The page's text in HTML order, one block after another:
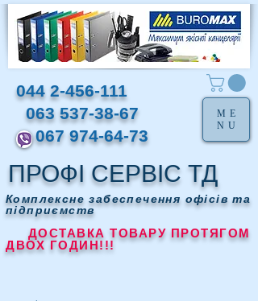
ПРОФІ СЕРВІС ТД
Комплексне забеспечення офісів та
підприємств
ДОСТАВКА ТОВАРУ ПРОТЯГОМ
ДВОХ ГОДИН!!!
044 2-456-111
063 537-38-67
067 974-64-73
ME
NU